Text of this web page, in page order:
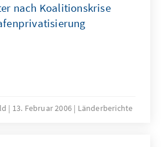
nach Koalitionskrise
13. Februar 2006 Länderberichte